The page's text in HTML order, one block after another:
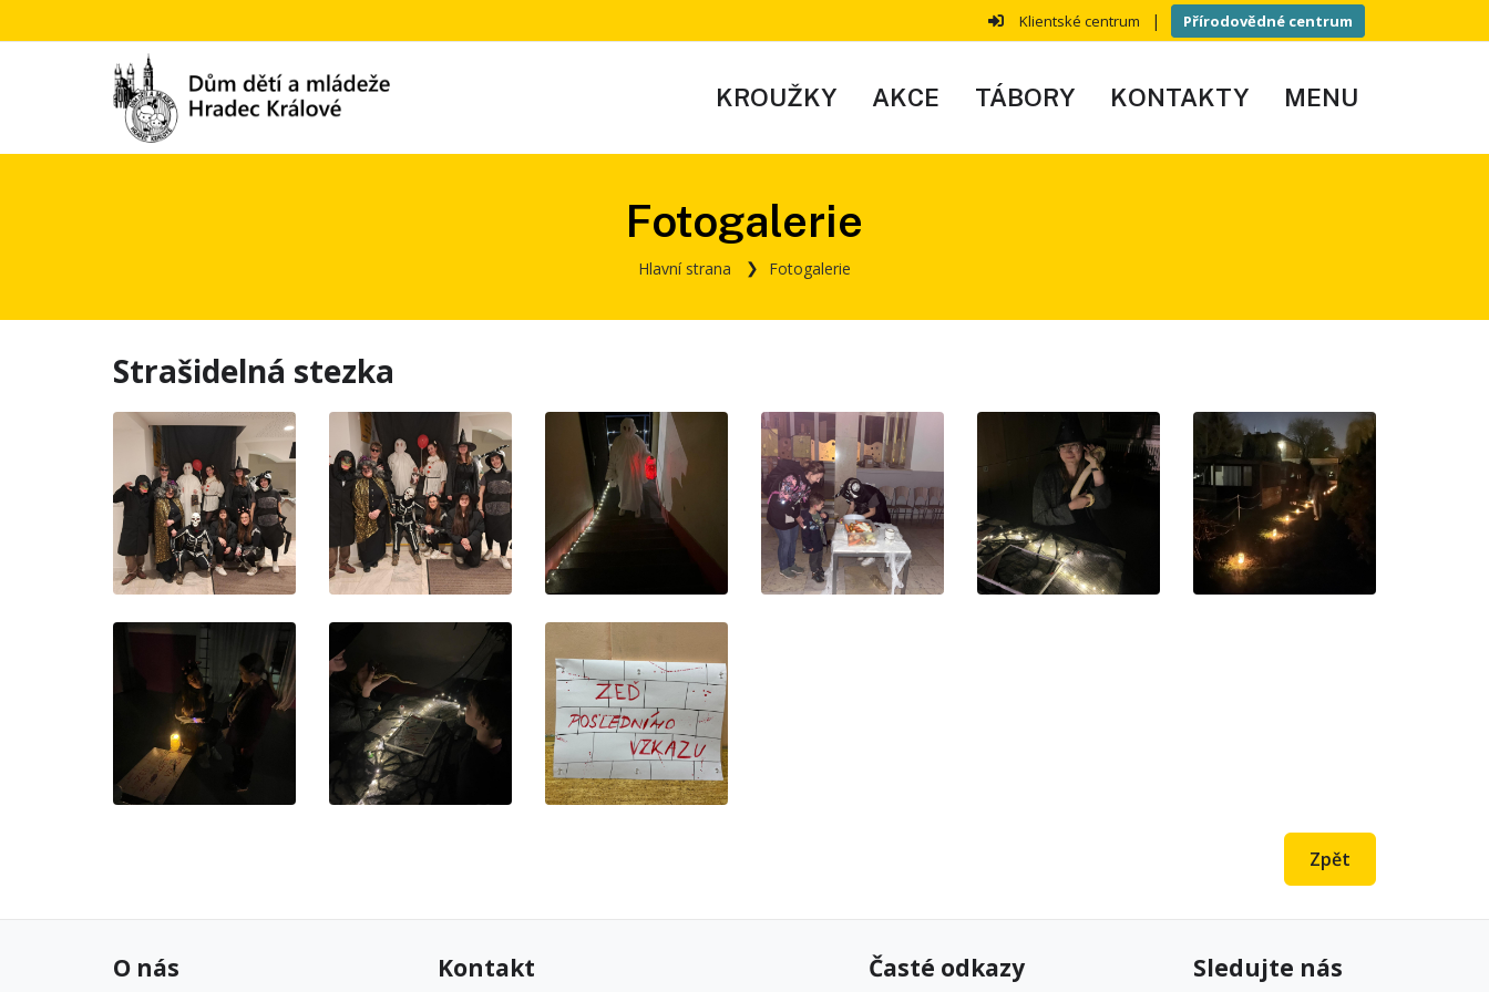
Klientské centrum | Přírodovědné centrum
KROUŽKY AKCE TÁBORY KONTAKTY MENU
Fotogalerie
Hlavní strana Fotogalerie
Strašidelná stezka
Zpět
O nás Kontakt Časté odkazy Sledujte nás